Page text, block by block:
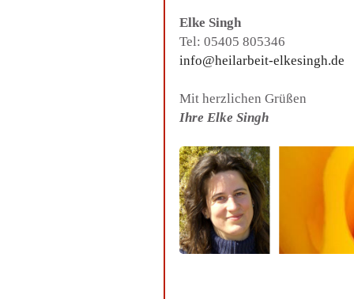
Elke Singh
Tel: 05405 805346
info@heilarbeit-elkesingh.de
Mit herzlichen Grüßen
Ihre Elke Singh